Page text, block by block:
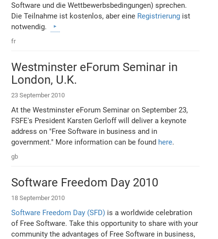
Software und die Wettbewerbsbedingungen) sprechen.
Die Teilnahme ist kostenlos, aber eine Registrierung ist
notwendig.
fr
Westminster eForum Seminar in
London, U.K.
23 September 2010
At the Westminster eForum Seminar on September 23,
FSFE's President Karsten Gerloff will deliver a keynote
address on "Free Software in business and in
government." More information can be found here.
gb
Software Freedom Day 2010
18 September 2010
Software Freedom Day (SFD) is a worldwide celebration
of Free Software. Take this opportunity to share with your
community the advantages of Free Software in business,